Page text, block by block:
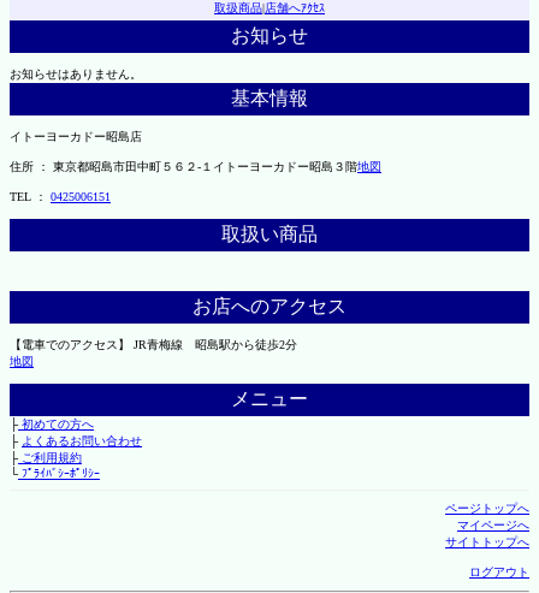
取扱商品|店舗へｱｸｾｽ
お知らせ
お知らせはありません。
基本情報
イトーヨーカドー昭島店
住所 ： 東京都昭島市田中町５６２-１イトーヨーカドー昭島３階地図
TEL ： 0425006151
取扱い商品
お店へのアクセス
【電車でのアクセス】 JR青梅線 昭島駅から徒歩2分
地図
メニュー
├初めての方へ
├ よくあるお問い合わせ
├ご利用規約
└ﾌﾟﾗｲﾊﾞｼｰﾎﾟﾘｼｰ
ページトップへ
マイページへ
サイトトップへ
ログアウト